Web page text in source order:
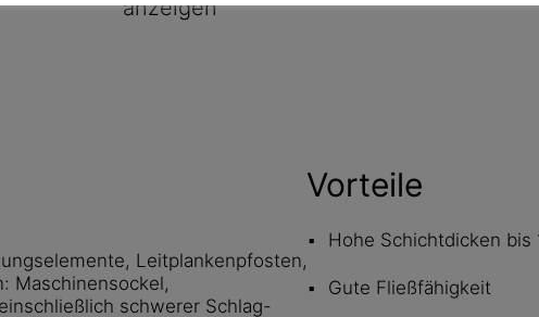
anzeigen
Leitplankenpfosten,
Maschinensockel,
schwerer Schlag-
Vorteile
Hohe Schichtdicken bis
Gute Fließfähigkeit